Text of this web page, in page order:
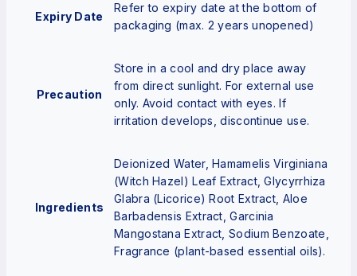
Expiry Date
Refer to expiry date at the bottom of
packaging (max. 2 years unopened)
Precaution
Store in a cool and dry place away
from direct sunlight. For external use
only. Avoid contact with eyes. If
irritation develops, discontinue use.
Ingredients
Deionized Water, Hamamelis Virginiana
(Witch Hazel) Leaf Extract, Glycyrrhiza
Glabra (Licorice) Root Extract, Aloe
Barbadensis Extract, Garcinia
Mangostana Extract, Sodium Benzoate,
Fragrance (plant-based essential oils).